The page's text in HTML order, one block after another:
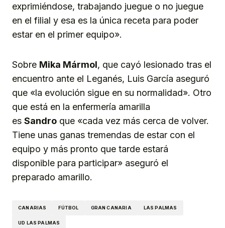
exprimiéndose, trabajando juegue o no juegue
en el filial y esa es la única receta para poder
estar en el primer equipo».
Sobre Mika Mármol, que cayó lesionado tras el
encuentro ante el Leganés, Luis García aseguró
que «la evolución sigue en su normalidad». Otro
que está en la enfermería amarilla
es Sandro que «cada vez más cerca de volver.
Tiene unas ganas tremendas de estar con el
equipo y más pronto que tarde estará
disponible para participar» aseguró el
preparado amarillo.
CANARIAS FÚTBOL GRAN CANARIA LAS PALMAS
UD LAS PALMAS